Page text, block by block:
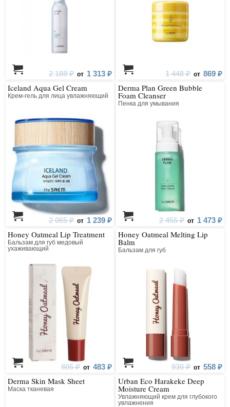
2 188 ₽ от 1 313 ₽ 1 448 ₽ от 869 ₽
Iceland Aqua Gel Cream
Крем-гель для лица увлажняющий
2 065 ₽ от 1 239 ₽
Derma Plan Green Bubble
Foam Cleanser
Пенка для умывания
2 455 ₽ от 1 473 ₽
Honey Oatmeal Lip Treatment
Бальзам для губ медовый
ухаживающий
805 ₽ от 483 ₽
Honey Oatmeal Melting Lip
Balm
Бальзам для губ
930 ₽ от 558 ₽
Derma Skin Mask Sheet
Маска тканевая
Urban Eco Harakeke Deep
Moisture Cream
Увлажняющий крем для глубокого
увлажнения